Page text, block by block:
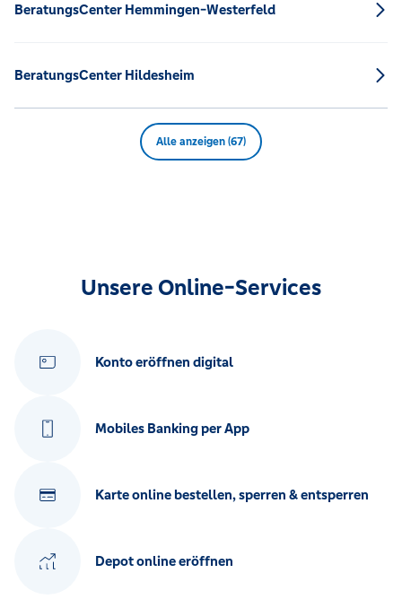
BeratungsCenter Hemmingen-Westerfeld
BeratungsCenter Hildesheim
Alle anzeigen (67)
Unsere Online-Services
Konto eröffnen digital
Mobiles Banking per App
Karte online bestellen, sperren & entsperren
Depot online eröffnen